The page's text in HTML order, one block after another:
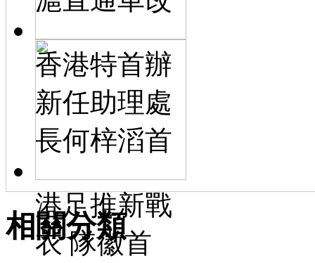
香港特首辦
新任助理處
長何梓滔首
港足推新戰
衣 隊徽首
相關分類